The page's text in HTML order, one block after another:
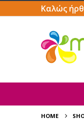
Καλώς
HOME